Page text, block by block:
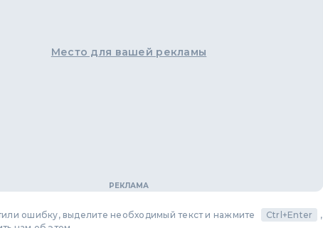
Место для вашей рекламы
ошибку, выделите необходимый текст и нажмите Ctrl+Enter
,